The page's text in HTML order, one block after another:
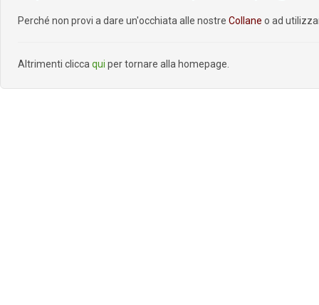
Perché non provi a dare un'occhiata alle nostre Collane o ad
Altrimenti clicca qui per tornare alla homepage.